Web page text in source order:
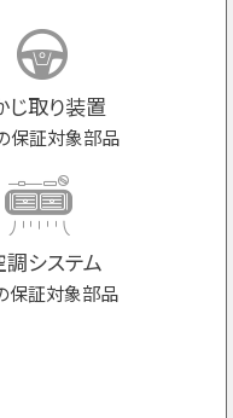
じ取り装置
保証対象部品
調システム
保証対象部品